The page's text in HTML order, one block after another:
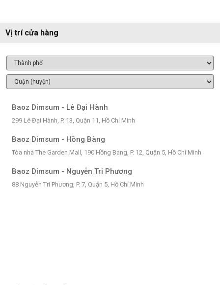
Vị trí cửa hàng
Baoz Dimsum - Lê Đại Hành
299 Lê Đại Hành, P. 13, Quận 11, Hồ Chí Minh
Baoz Dimsum - Hồng Bàng
Tòa nhà The Garden Mall, 190 Hồng Bàng, P. 12, Quận 5, Hồ Chí Minh
Baoz Dimsum - Nguyễn Tri Phương
88 Nguyễn Tri Phương, P. 7, Quận 5, Hồ Chí Minh